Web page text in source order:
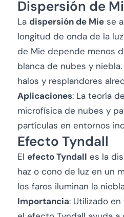
Dispersión de
La dispersión de Mie se
longitud de onda de la
de Mie depende menos
blanca de nubes y
halos y resplandores
Aplicaciones: La teoría
microfísica de nubes y
partículas en entornos
Efecto Tyndall
El efecto Tyndall es la
haz o cono de luz en un
los faros iluminan la
Importancia: Utilizado